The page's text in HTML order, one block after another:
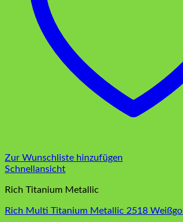
Zur Wunschliste hinzufügen
Schnellansicht
Rich Titanium Metallic
Rich Multi Titanium Metallic 2518